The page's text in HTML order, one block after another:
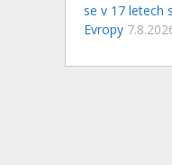
se v 17 letech
Evropy